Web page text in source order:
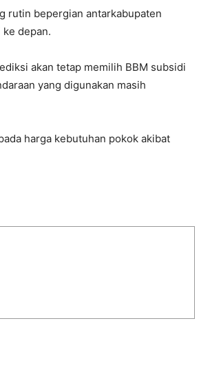
rutin bepergian antarkabupaten
depan.
akan tetap memilih BBM subsidi
yang digunakan masih
harga kebutuhan pokok akibat